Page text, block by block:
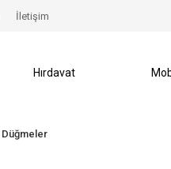
İletişim
Hırdavat
Düğmeler